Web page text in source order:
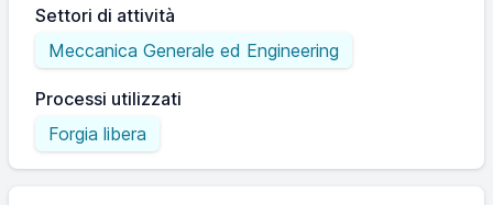
Settori di attività
Meccanica Generale ed Engineering
Processi utilizzati
Forgia libera